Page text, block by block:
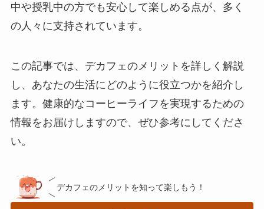
中や授乳中の方でも安心して楽しめる点が、多く
の人々に支持されています。
この記事では、デカフェのメリットを詳しく解説
し、あなたの生活にどのように役立つかを紹介し
ます。健康的なコーヒーライフを実現するための
情報をお届けしますので、ぜひ参考にしてくださ
い。
デカフェのメリットを知って楽しもう！